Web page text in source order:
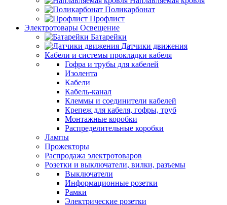
Поликарбонат
Профлист
Электротовары Освещение
Батарейки
Датчики движения
Кабели и системы прокладки кабеля
Гофра и трубы для кабелей
Изолента
Кабели
Кабель-канал
Клеммы и соединители кабелей
Крепеж для кабеля, гофры, труб
Монтажные коробки
Распределительные коробки
Лампы
Прожекторы
Распродажа электротоваров
Розетки и выключатели, вилки, разъемы
Выключатели
Информационные розетки
Рамки
Электрические розетки